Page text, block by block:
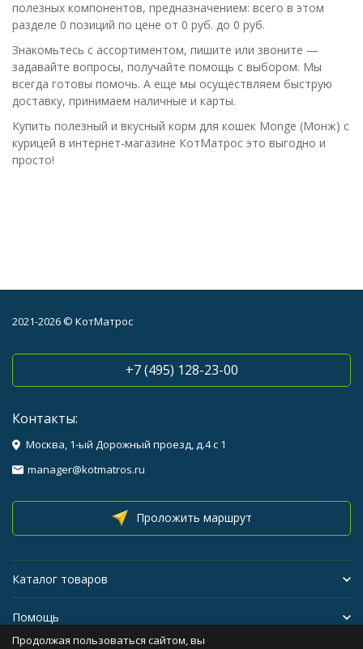
полезных компонентов, предназначением: всего в этом
разделе 0 позиций по цене от 0 руб. до 0 руб.
Знакомьтесь с ассортиментом, пишите или звоните —
задавайте вопросы, получайте помощь с выбором. Мы
всегда готовы помочь. А еще мы осуществляем быструю
доставку, принимаем наличные и карты.
Купить полезный и вкусный корм для кошек Monge (Монж) с
курицей в интернет-магазине КотМатрос это выгодно и
просто!
2021-2026 © КотМатрос
+7 (495) 128-23-00
Контакты:
Москва, 1-ый Дорожный проезд, д.4 с 1
manager@kotmatros.ru
Проложить маршрут
Каталог товаров
Помощь
Продолжая пользоваться сайтом, вы